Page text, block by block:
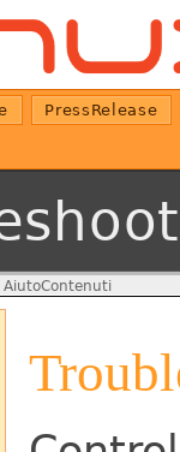
PressRelease
AiutoContenuti